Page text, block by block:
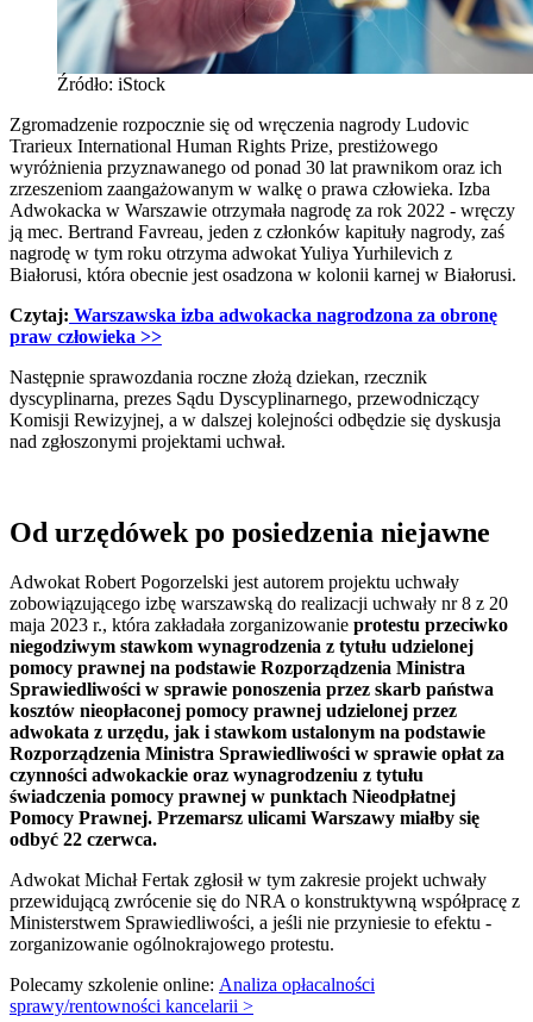
Źródło: iStock
Zgromadzenie rozpocznie się od wręczenia nagrody Ludovic
Trarieux International Human Rights Prize, prestiżowego
wyróżnienia przyznawanego od ponad 30 lat prawnikom oraz ich
zrzeszeniom zaangażowanym w walkę o prawa człowieka. Izba
Adwokacka w Warszawie otrzymała nagrodę za rok 2022 - wręczy
ją mec. Bertrand Favreau, jeden z członków kapituły nagrody, zaś
nagrodę w tym roku otrzyma adwokat Yuliya Yurhilevich z
Białorusi, która obecnie jest osadzona w kolonii karnej w Białorusi.
Czytaj: Warszawska izba adwokacka nagrodzona za obronę
praw człowieka >>
Następnie sprawozdania roczne złożą dziekan, rzecznik
dyscyplinarna, prezes Sądu Dyscyplinarnego, przewodniczący
Komisji Rewizyjnej, a w dalszej kolejności odbędzie się dyskusja
nad zgłoszonymi projektami uchwał.
Od urzędówek po posiedzenia niejawne
Adwokat Robert Pogorzelski jest autorem projektu uchwały
zobowiązującego izbę warszawską do realizacji uchwały nr 8 z 20
maja 2023 r., która zakładała zorganizowanie protestu przeciwko
niegodziwym stawkom wynagrodzenia z tytułu udzielonej
pomocy prawnej na podstawie Rozporządzenia Ministra
Sprawiedliwości w sprawie ponoszenia przez skarb państwa
kosztów nieopłaconej pomocy prawnej udzielonej przez
adwokata z urzędu, jak i stawkom ustalonym na podstawie
Rozporządzenia Ministra Sprawiedliwości w sprawie opłat za
czynności adwokackie oraz wynagrodzeniu z tytułu
świadczenia pomocy prawnej w punktach Nieodpłatnej
Pomocy Prawnej. Przemarsz ulicami Warszawy miałby się
odbyć 22 czerwca.
Adwokat Michał Fertak zgłosił w tym zakresie projekt uchwały
przewidującą zwrócenie się do NRA o konstruktywną współpracę z
Ministerstwem Sprawiedliwości, a jeśli nie przyniesie to efektu -
zorganizowanie ogólnokrajowego protestu.
Polecamy szkolenie online: Analiza opłacalności
sprawy/rentowności kancelarii >